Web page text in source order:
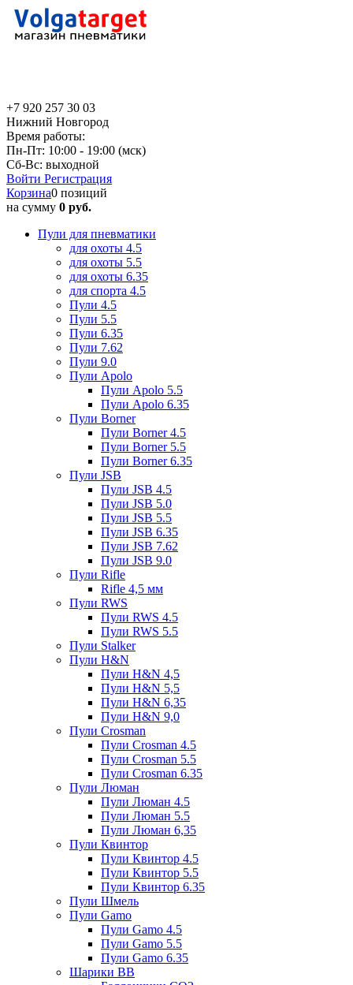
+7 920 257 30 03
Нижний Новгород
Время работы:
Пн-Пт: 10:00 - 19:00 (мск)
Сб-Вс: выходной
Войти Регистрация
Корзина0 позиций
на сумму 0 руб.
Пули для пневматики
для охоты 4.5
для охоты 5.5
для охоты 6.35
для спорта 4.5
Пули 4.5
Пули 5.5
Пули 6.35
Пули 7.62
Пули 9.0
Пули Apolo
Пули Apolo 5.5
Пули Apolo 6.35
Пули Borner
Пули Borner 4.5
Пули Borner 5.5
Пули Borner 6.35
Пули JSB
Пули JSB 4.5
Пули JSB 5.0
Пули JSB 5.5
Пули JSB 6.35
Пули JSB 7.62
Пули JSB 9.0
Пули Rifle
Rifle 4,5 мм
Пули RWS
Пули RWS 4.5
Пули RWS 5.5
Пули Stalker
Пули H&N
Пули H&N 4,5
Пули H&N 5,5
Пули H&N 6,35
Пули H&N 9,0
Пули Crosman
Пули Crosman 4.5
Пули Crosman 5.5
Пули Crosman 6.35
Пули Люман
Пули Люман 4.5
Пули Люман 5.5
Пули Люман 6,35
Пули Квинтор
Пули Квинтор 4.5
Пули Квинтор 5.5
Пули Квинтор 6.35
Пули Шмель
Пули Gamo
Пули Gamo 4.5
Пули Gamo 5.5
Пули Gamo 6.35
Шарики BB